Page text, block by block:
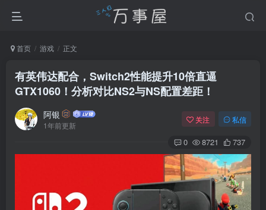
首页 游戏 正文
有英伟达配合，Switch2性能提升10倍直逼
GTX1060！分析对比NS2与NS配置差距！
阿银
1年前更新
关注 私信
0 8721 737